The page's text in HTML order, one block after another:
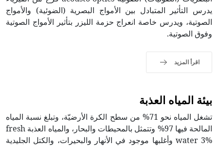
يدرس التأثير المتبادل بين الأمواج البصرية (الضوئية) والأمواج
الصوتية، ويدرس خاصة انعراج حزمة الليزر بتأثير الأمواج الصوتية
وفوق الصوتية.
اقرأ المزيد
بيئة المياه العذبة
تشغل المياه نحو 71% من سطح الكرة الأرضيّة، وتبلغ نسبة المياه
المالحة فيها 97% وتتمثل بالمحيطات والبحار، والمياه العذبة fresh
water 3% وأغلبها موجود في الأنهار والبحيرات، والكتل الجليدية